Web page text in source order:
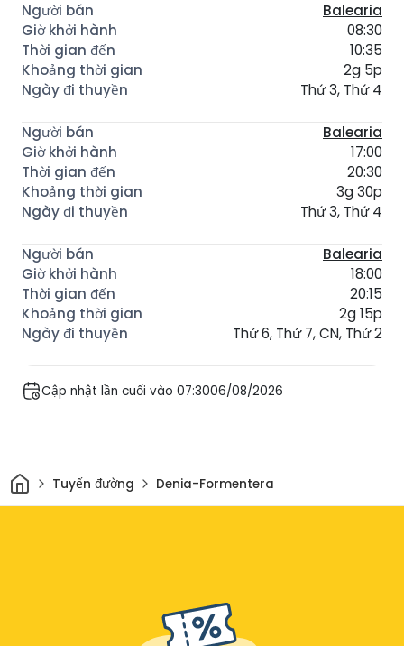
Balearia
08:30
10:35
2g 5p
Thứ 3, Thứ 4
Balearia
17:00
20:30
3g 30p
Thứ 3, Thứ 4
Balearia
18:00
20:15
2g 15p
Thứ 6, Thứ 7, CN, Thứ 2
Cập nhật lần cuối vào 07:3006/08/2026
Trang chủ
Tuyến đường Denia-Formentera